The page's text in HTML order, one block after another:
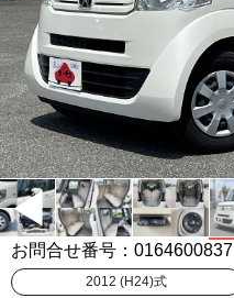
お問合せ番号：0164600837
2012 (H24)式